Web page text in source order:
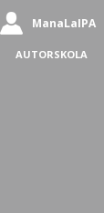
ManaLaIPA
AUTORSKOLA